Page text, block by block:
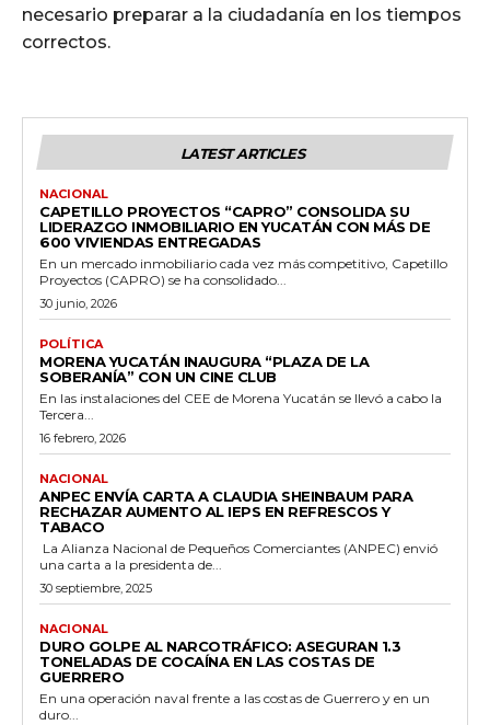
necesario preparar a la ciudadanía en los tiempos
correctos.
LATEST ARTICLES
NACIONAL
CAPETILLO PROYECTOS “CAPRO” CONSOLIDA SU
LIDERAZGO INMOBILIARIO EN YUCATÁN CON MÁS DE
600 VIVIENDAS ENTREGADAS
En un mercado inmobiliario cada vez más competitivo, Capetillo
Proyectos (CAPRO) se ha consolidado...
30 junio, 2026
POLÍTICA
MORENA YUCATÁN INAUGURA “PLAZA DE LA
SOBERANÍA” CON UN CINE CLUB
En las instalaciones del CEE de Morena Yucatán se llevó a cabo la
Tercera...
16 febrero, 2026
NACIONAL
ANPEC ENVÍA CARTA A CLAUDIA SHEINBAUM PARA
RECHAZAR AUMENTO AL IEPS EN REFRESCOS Y
TABACO
La Alianza Nacional de Pequeños Comerciantes (ANPEC) envió
una carta a la presidenta de...
30 septiembre, 2025
NACIONAL
DURO GOLPE AL NARCOTRÁFICO: ASEGURAN 1.3
TONELADAS DE COCAÍNA EN LAS COSTAS DE
GUERRERO
En una operación naval frente a las costas de Guerrero y en un
duro...